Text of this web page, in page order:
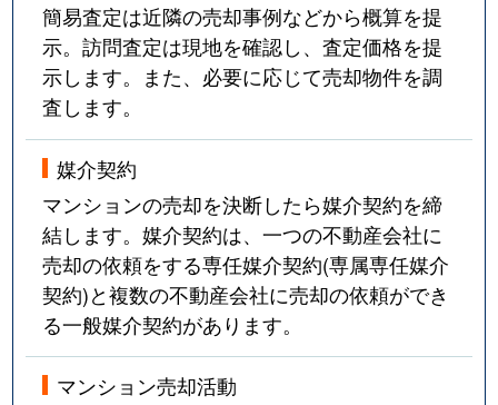
簡易査定は近隣の売却事例などから概算を提
示。訪問査定は現地を確認し、査定価格を提
示します。また、必要に応じて売却物件を調
査します。
媒介契約
マンションの売却を決断したら媒介契約を締
結します。媒介契約は、一つの不動産会社に
売却の依頼をする専任媒介契約(専属専任媒介
契約)と複数の不動産会社に売却の依頼ができ
る一般媒介契約があります。
マンション売却活動